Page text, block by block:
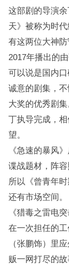
这部剧的导演
天》被称为时
有这两位大神防
2017年播出的
可以说是国内
诚意的剧集，
大奖的优秀剧
丁执导完成，
望。
《急速的暴风
谍战题材，阵
所以《曾青年
还有市场空间。
《猎毒之雷电
在一次担任的
（张鹏饰）里
贩一网打尽的故